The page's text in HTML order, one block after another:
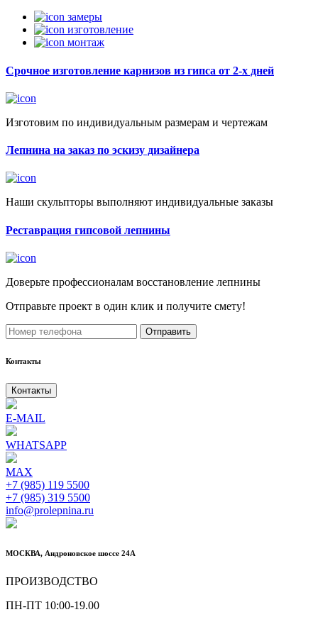
замеры
изготовление
монтаж
Срочное изготовление карнизов из гипса от 2-х дней
Изготовим по индивидуальным размерам и чертежам
Лепнина на заказ по эскизу дизайнера
Наши скульпторы выполняют индивидуальные заказы
Реставрация гипсовой лепнины
Доверьте профессионалам восстановление лепнины
Отправьте проект в один клик и получите смету!
Отправить
Контакты
Контакты
E-MAIL
WHATSAPP
MAX
+7 (985) 119 5500
+7 (985) 319 5500
info@prolepnina.ru
МОСКВА, Андроновское шоссе 24А
ПРОИЗВОДСТВО
ПН-ПТ 10:00-19.00